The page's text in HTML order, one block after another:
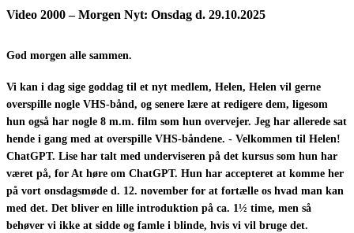
Video 2000 – Morgen Nyt: Onsdag d. 29.10.2025
God morgen alle sammen.
Vi kan i dag sige goddag til et nyt medlem, Helen, Helen vil gerne
overspille nogle VHS-bånd, og senere lære at redigere dem, ligesom
hun også har nogle 8 m.m. film som hun overvejer. Jeg har allerede sat
hende i gang med at overspille VHS-båndene. - Velkommen til Helen!
ChatGPT. Lise har talt med underviseren på det kursus som hun har
været på, for At høre om ChatGPT. Hun har accepteret at komme her
på vort onsdagsmøde d. 12. november for at fortælle os hvad man kan
med det. Det bliver en lille introduktion på ca. 1½ time, men så
behøver vi ikke at sidde og famle i blinde, hvis vi vil bruge det.